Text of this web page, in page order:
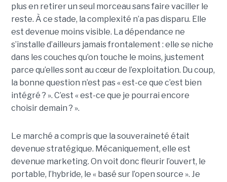
plus en retirer un seul morceau sans faire vaciller le
reste. À ce stade, la complexité n’a pas disparu. Elle
est devenue moins visible. La dépendance ne
s’installe d’ailleurs jamais frontalement : elle se niche
dans les couches qu’on touche le moins, justement
parce qu’elles sont au cœur de l’exploitation. Du coup,
la bonne question n’est pas « est-ce que c’est bien
intégré ? ». C’est « est-ce que je pourrai encore
choisir demain ? ».
Le marché a compris que la souveraineté était
devenue stratégique. Mécaniquement, elle est
devenue marketing. On voit donc fleurir l’ouvert, le
portable, l’hybride, le « basé sur l’open source ». Je